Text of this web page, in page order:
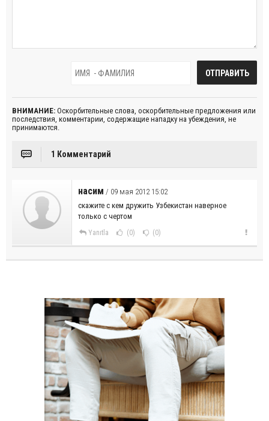
ВНИМАНИЕ: Оскорбительные слова, оскорбительные предложения или
последствия, комментарии, содержащие нападку на убеждения, не
принимаются.
1 Комментарий
насим / 09 мая 2012 15:02
скажите с кем дружить Узбекистан наверное
только с чертом
Yanıtla (0) (0)